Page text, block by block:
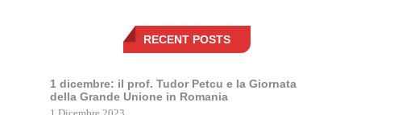
RECENT POSTS
1 dicembre: il prof. Tudor Petcu e la Giornata
della Grande Unione in Romania